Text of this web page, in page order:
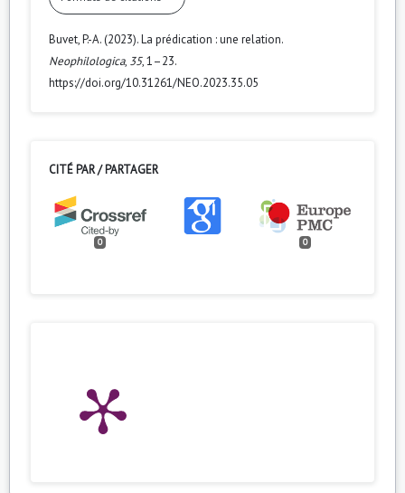
Buvet, P.-A. (2023). La prédication : une relation.
Neophilologica, 35, 1–23.
https://doi.org/10.31261/NEO.2023.35.05
CITÉ PAR / PARTAGER
0 0